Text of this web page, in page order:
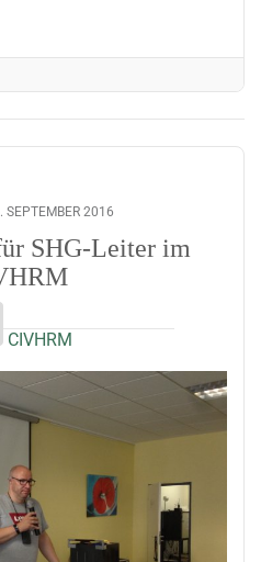
SEPTEMBER 2016
SHG-Leiter im
CIVHRM